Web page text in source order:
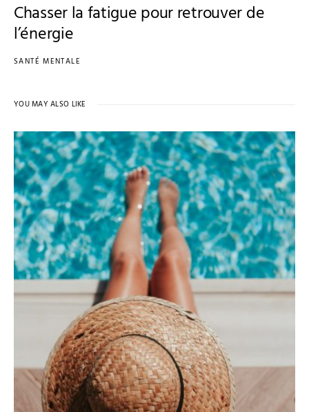
Chasser la fatigue pour retrouver de
l’énergie
SANTÉ MENTALE
YOU MAY ALSO LIKE